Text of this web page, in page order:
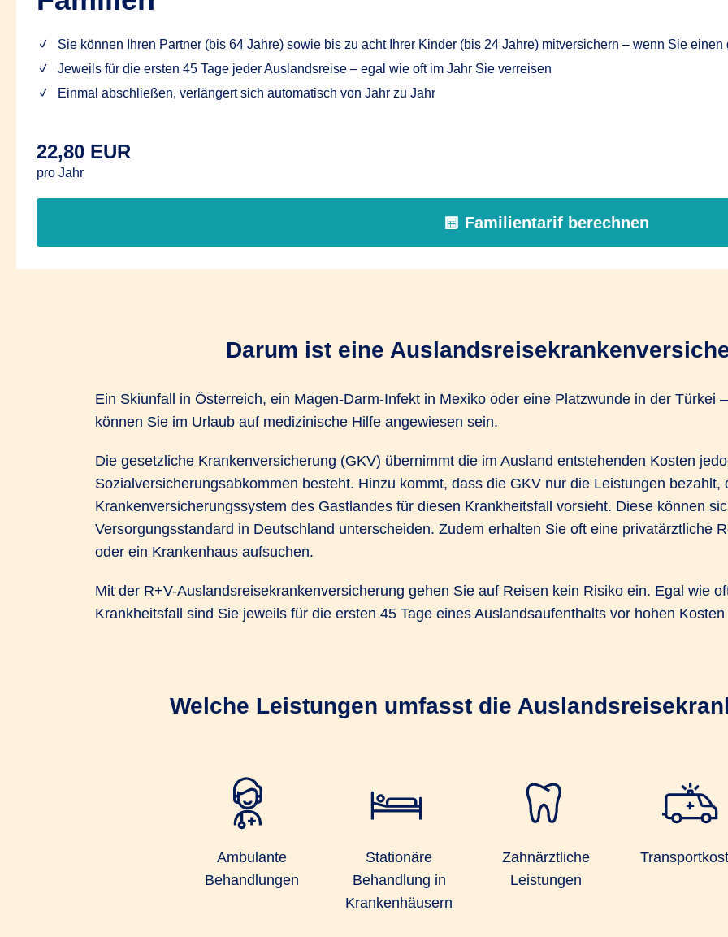
Sie können Ihren Partner (bis 64 Jahre) sowie bis zu acht Ihrer Kinder (bis 24 Jahre) mitversichern – wenn Sie
Jeweils für die ersten 45 Tage jeder Auslandsreise – egal wie oft im Jahr Sie verreisen
Einmal abschließen, verlängert sich automatisch von Jahr zu Jahr
22,80 EUR
pro Jahr
Familientarif berechnen
Darum ist eine
Ein Skiunfall in Österreich, ein Magen-Darm-Infekt in Mexiko oder eine Platzwunde in der Türkei
können Sie im Urlaub auf medizinische Hilfe angewiesen sein.
Die gesetzliche Krankenversicherung (GKV) übernimmt die im Ausland entstehenden Kosten
Sozialversicherungsabkommen besteht. Hinzu kommt, dass die GKV nur die Leistungen bezahlt,
Krankenversicherungssystem des Gastlandes für diesen Krankheitsfall vorsieht. Diese können
Versorgungsstandard in Deutschland unterscheiden. Zudem erhalten Sie oft eine privatärztliche
oder ein Krankenhaus aufsuchen.
Mit der R+V-Auslandsreisekrankenversicherung gehen Sie auf Reisen kein Risiko ein. Egal wie
Krankheitsfall sind Sie jeweils für die ersten 45 Tage eines Auslandsaufenthalts vor hohen
Welche Leistungen umfasst die
Ambulante
Behandlungen
Stationäre
Behandlung in
Krankenhäusern
Zahnärztliche
Leistungen